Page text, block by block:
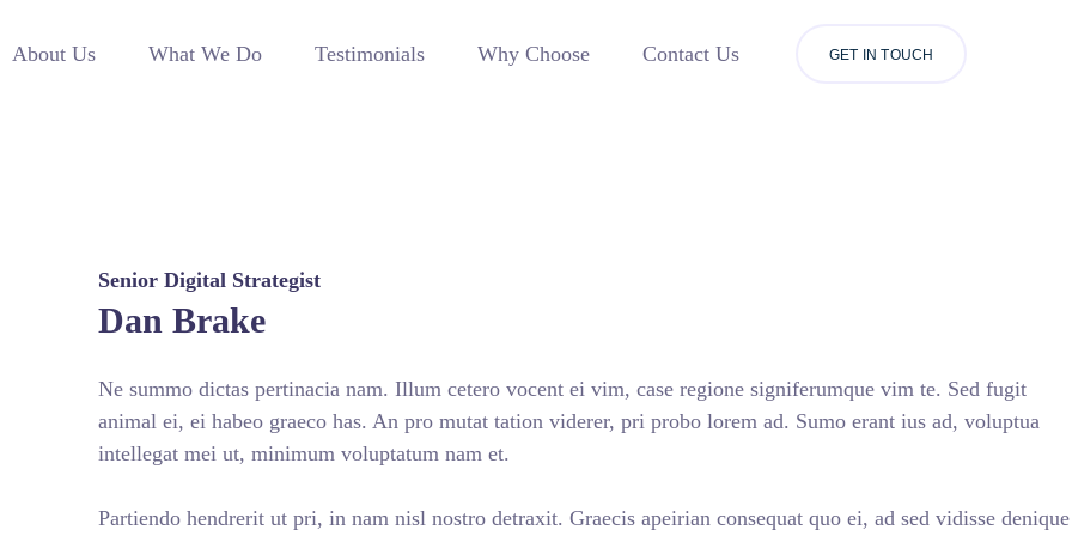
About Us What We Do Testimonials Why Choose Contact Us GET IN TOUCH
Senior Digital Strategist
Dan Brake
Ne summo dictas pertinacia nam. Illum cetero vocent ei vim, case regione signiferumque vim te. Sed fugit
animal ei, ei habeo graeco has. An pro mutat tation viderer, pri probo lorem ad. Sumo erant ius ad, voluptua
intellegat mei ut, minimum voluptatum nam et.
Partiendo hendrerit ut pri, in nam nisl nostro detraxit. Graecis apeirian consequat quo ei, ad sed vidisse denique